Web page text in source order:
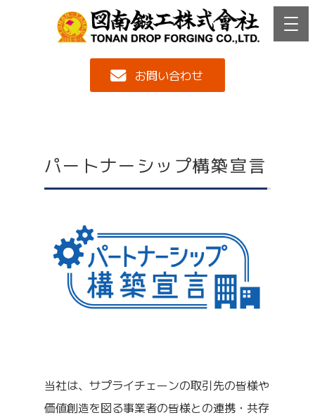
お問い合わせ
パートナーシップ構築宣言
当社は、サプライチェーンの取引先の皆様や
価値創造を図る事業者の皆様との連携・共存